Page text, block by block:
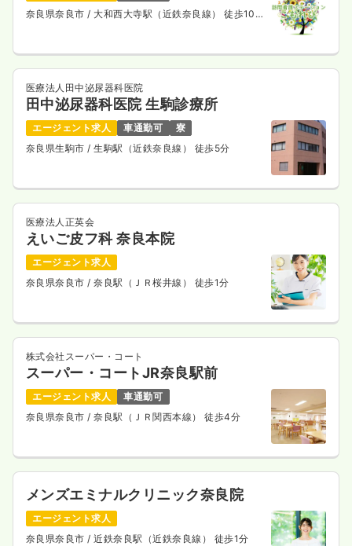
奈良県奈良市/ 大和西大寺駅（近鉄奈良線） 徒歩10
医療法人田中泌尿器科医院
田中泌尿器科医院 生駒診療所
エージェント求人 車通勤可
寮
奈良県生駒市/ 生駒駅（近鉄奈良線） 徒歩5分
医療法人正英会
えいご皮フ科 奈良本院
エージェント求人
奈良県奈良市/ 奈良駅（ＪＲ桜井線） 徒歩1分
株式会社スーパー・コート
スーパー・コートJR奈良駅前
エージェント求人
車通勤可
奈良県奈良市/ 奈良駅（ＪＲ関西本線） 徒歩4分
メンズエミナルクリニック奈良院
エージェント求人
奈良県奈良市/ 近鉄奈良駅（近鉄奈良線） 徒歩1分